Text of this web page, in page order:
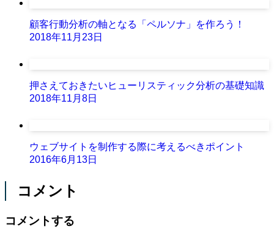
顧客行動分析の軸となる「ペルソナ」を作ろう！
2018年11月23日
押さえておきたいヒューリスティック分析の基礎知識
2018年11月8日
ウェブサイトを制作する際に考えるべきポイント
2016年6月13日
コメント
コメントする